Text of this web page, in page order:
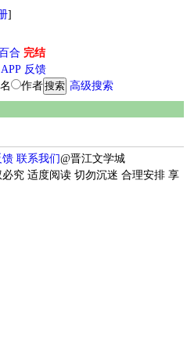
]
合 完结
APP 反馈
作者
高级搜索
馈 联系我们@晋江文学城
究 适度阅读 切勿沉迷 合理安排 享